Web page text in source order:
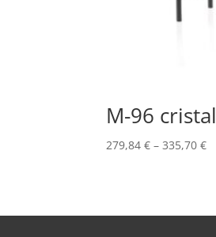
M-96 cristal
279,84€ –335,70€